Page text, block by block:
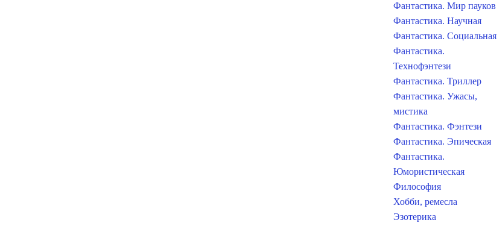
Фантастика. Мир пауков
Фантастика. Научная
Фантастика. Социальная
Фантастика.
Технофэнтези
Фантастика. Триллер
Фантастика. Ужасы,
мистика
Фантастика. Фэнтези
Фантастика. Эпическая
Фантастика.
Юмористическая
Философия
Хобби, ремесла
Эзотерика